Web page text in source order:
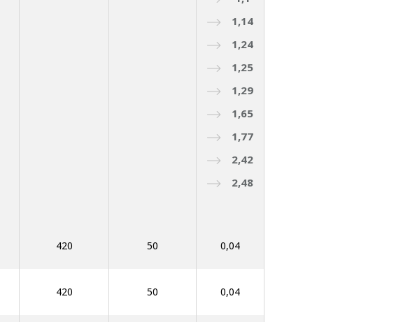
1,14
1,24
1,25
1,29
1,65
1,77
2,42
2,48
420 50 0,04
420 50 0,04